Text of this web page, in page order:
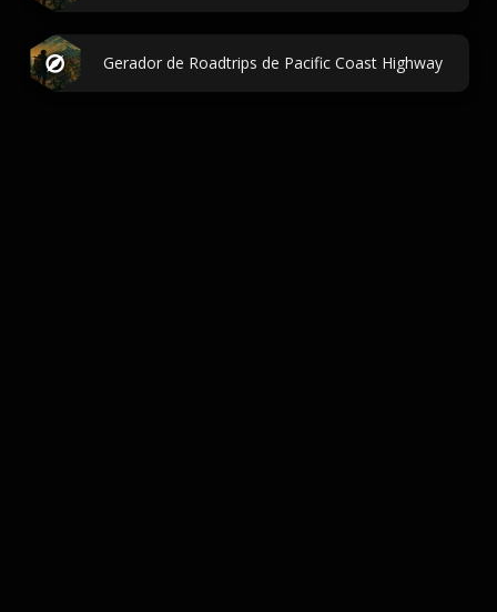
Gerador de Roadtrips de Pacific Coast Highway